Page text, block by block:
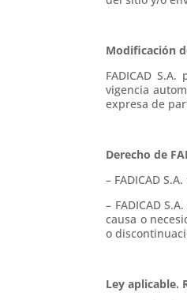
Modificación
FADICAD
vigencia
expresa de
Derecho de
– FADICAD
– FADICAD
causa o
o
Ley aplicable.